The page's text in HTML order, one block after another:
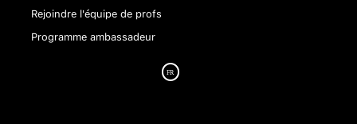
Rejoindre l'équipe de profs
Programme ambassadeur